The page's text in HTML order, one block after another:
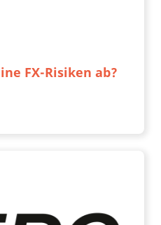
FX-Risiken ab?